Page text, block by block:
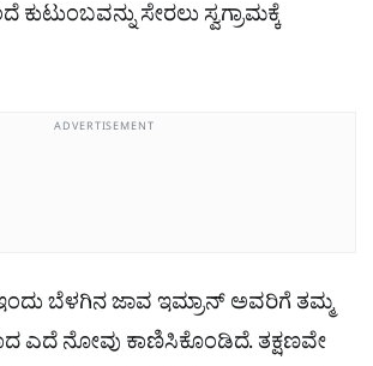
ಸೇರಲು ಸ್ವಗ್ರಾಮಕ್ಕೆ
ADVERTISEMENT
ಬೆಳಗಿನ ಜಾವ ಇಮ್ರಾನ್ ಅವರಿಗೆ ತಮ್ಮ
ಎದೆ ನೋವು ಕಾಣಿಸಿಕೊಂಡಿದೆ. ತಕ್ಷಣವೇ